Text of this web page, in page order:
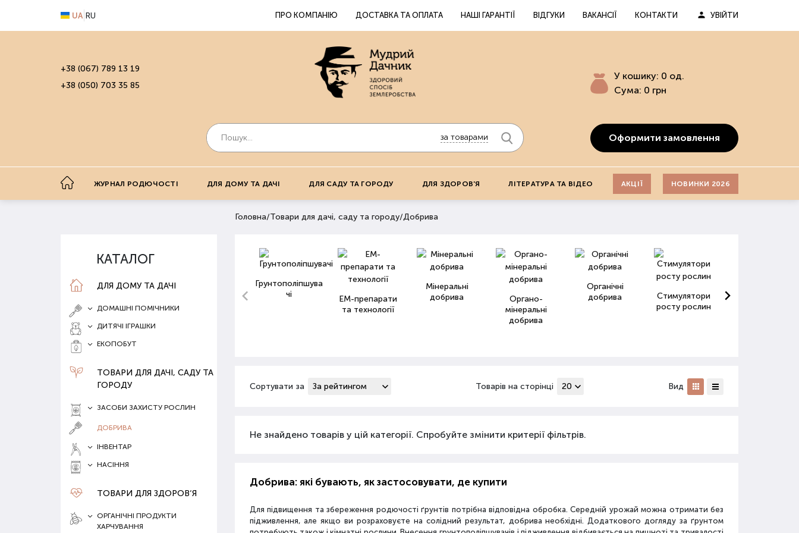
UA RU ПРО КОМПАНІЮ ДОСТАВКА ТА ОПЛАТА НАШІ ГАРАНТІЇ ВІДГУКИ ВАКАНСІЇ КОНТАКТИ УВІЙТИ
+38 (067) 789 13 19
+38 (050) 703 35 85
за товарами
У кошику: 0 од.
Сума: 0 грн
Оформити замовлення
ЖУРНАЛ РОДЮЧОСТІ ДЛЯ ДОМУ ТА ДАЧІ ДЛЯ САДУ ТА ГОРОДУ ДЛЯ ЗДОРОВ'Я ЛІТЕРАТУРА ТА ВІДЕО АКЦІЇ НОВИНКИ 2026
КАТАЛОГ
ДЛЯ ДОМУ ТА ДАЧІ
ДОМАШНІ ПОМІЧНИКИ
ДИТЯЧІ ІГРАШКИ
ЕКОПОБУТ
ТОВАРИ ДЛЯ ДАЧІ, САДУ ТА
ГОРОДУ
ЗАСОБИ ЗАХИСТУ РОСЛИН
ДОБРИВА
ІНВЕНТАР
НАСІННЯ
ТОВАРИ ДЛЯ ЗДОРОВ‘Я
ОРГАНІЧНІ ПРОДУКТИ
ХАРЧУВАННЯ
Головна/Товари для дачі, саду та городу/Добрива
Грунтополіпшува
чі
ЕМ-препарати
та технології
Мінеральні
добрива
Органо-
мінеральні
добрива
Органічні
добрива
Стимулятори
росту рослин
Сортувати за Товарів на сторінці Вид
Не знайдено товарів у цій категорії. Спробуйте змінити критерії фільтрів.
Добрива: які бувають, як застосовувати, де купити
Для підвищення та збереження родючості ґрунтів потрібна відповідна обробка. Середній урожай можна отримати без
підживлення, але якщо ви розраховуєте на солідний результат, добрива необхідні. Додаткового догляду за ґрунтом